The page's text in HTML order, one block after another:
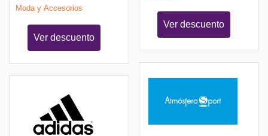
Moda y Accesorios
Ver descuento
Ver descuento